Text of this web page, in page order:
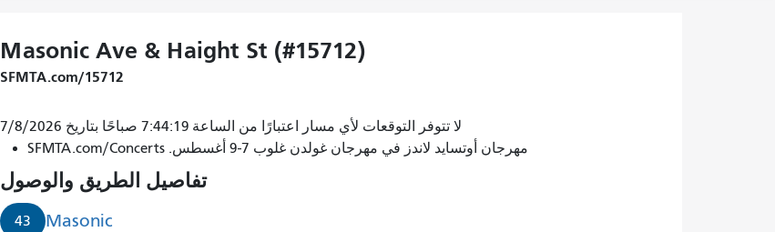
Masonic Ave & Haight St (#15712)
SFMTA.com/15712
لا تتوفر التوقعات لأي مسار اعتبارًا من الساعة 7:44:19 صباحًا بتاريخ 7/8/2026
مهرجان أوتسايد لاندز في مهرجان غولدن غلوب 7-9 أغسطس. SFMTA.com/Concerts
تفاصيل الطريق والوصول
43 Masonic